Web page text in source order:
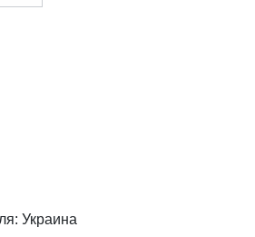
Украина